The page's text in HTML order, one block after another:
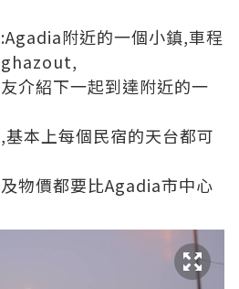
附近的一個小鎮,車程
介紹下一起到達附近的一
本上每個民宿的天台都可
物價都要比Agadia市中心